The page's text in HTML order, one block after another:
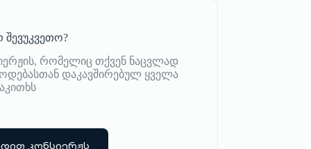
რომელიც თქვენ ნაცვლად
დაკავშირებულ ყველა
კონსიერჟს